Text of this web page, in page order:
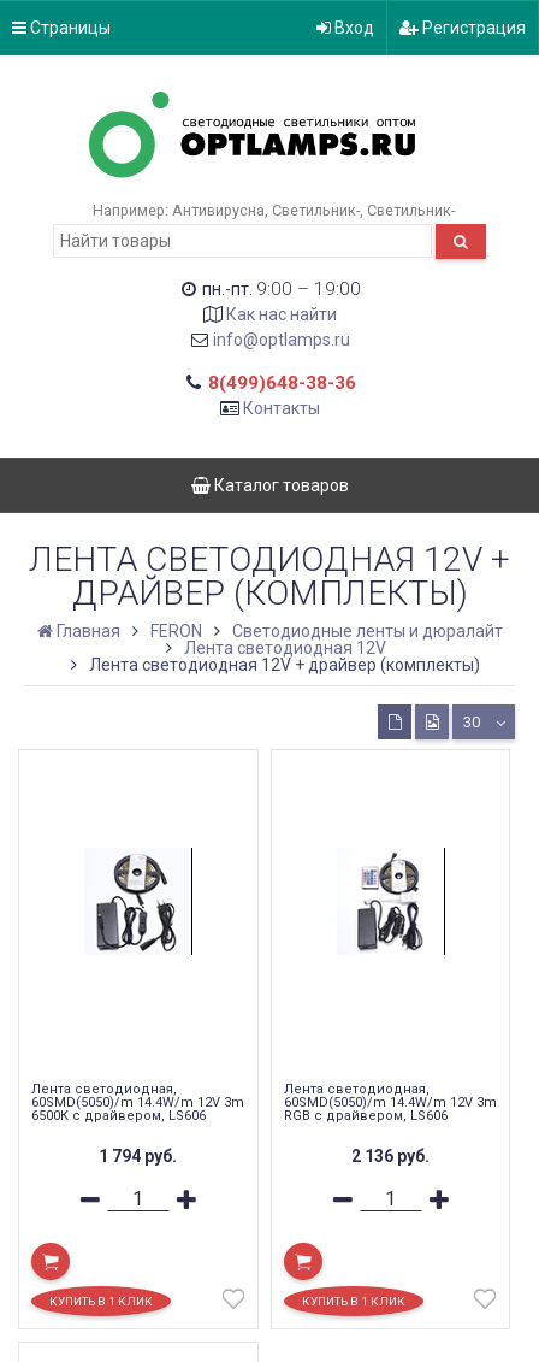
Страницы Вход Регистрация
Например: Антивирусна Светильник- Светильник-
пн.-пт. 9:00 – 19:00
Как нас найти
info@optlamps.ru
8(499)648-38-36
Контакты
Каталог товаров
ЛЕНТА СВЕТОДИОДНАЯ 12V +
ДРАЙВЕР (КОМПЛЕКТЫ)
Главная FERON
Светодиодные ленты и дюралайт
Лента светодиодная 12V
Лента светодиодная 12V + драйвер (комплекты)
30
Лента светодиодная,
60SMD(5050)/m 14.4W/m 12V 3m
6500К c драйвером, LS606
1 794 руб.
Лента светодиодная,
60SMD(5050)/m 14.4W/m 12V 3m
RGB c драйвером, LS606
2 136 руб.